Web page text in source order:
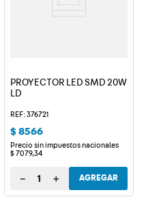
PROYECTOR LED SMD 20W
LD
REF: 376721
$8566
Precio sin impuestos nacionales
$ 7079,34
＋
－ AGREGAR